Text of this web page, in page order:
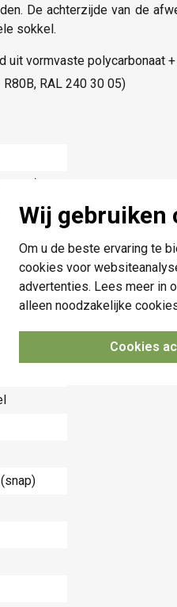
Wij gebruiken
Om u de beste ervaring te
cookies voor
advertenties. Lees meer in
alleen noodzakelijke
Cookies
De achterzijde van de
sokkel.
uit vormvaste polycarbonaat
RAL 240 30 05)